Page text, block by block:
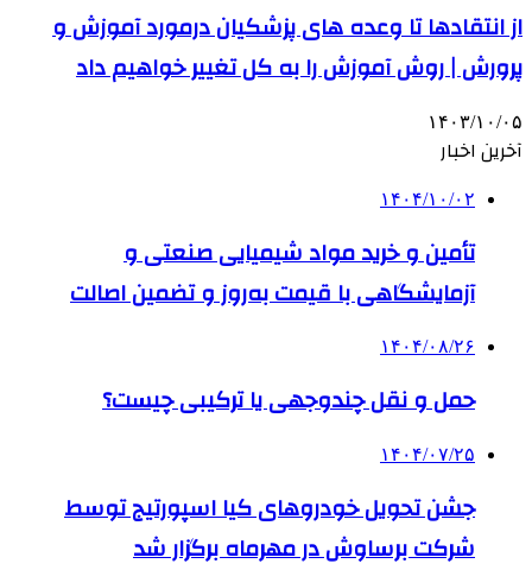
از انتقادها تا وعده های پزشکیان درمورد آموزش و
پرورش | روش آموزش را به کل تغییر خواهیم داد
۱۴۰۳/۱۰/۰۵
آخرین اخبار
۱۴۰۴/۱۰/۰۲
تأمین و خرید مواد شیمیایی صنعتی و
آزمایشگاهی با قیمت به‌روز و تضمین اصالت
۱۴۰۴/۰۸/۲۶
حمل و نقل چندوجهی یا ترکیبی چیست؟
۱۴۰۴/۰۷/۲۵
جشن تحویل خودروهای کیا اسپورتیج توسط
شرکت برساوش در مهرماه برگزار شد